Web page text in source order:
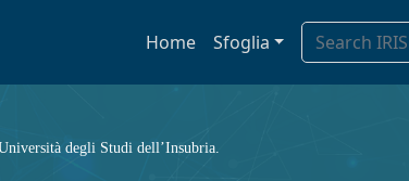
Home Sfoglia
degli Studi dell’Insubria.